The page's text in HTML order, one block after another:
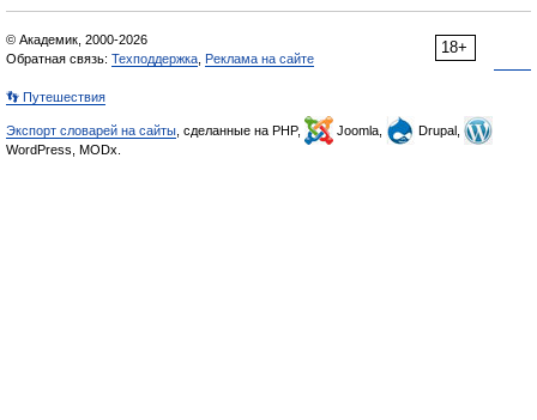
18+
© Академик, 2000-2026
Обратная связь: Техподдержка Реклама на сайте
👣 Путешествия
Экспорт словарей на сайты , сделанные на PHP, Joomla,
Drupal,
WordPress, MODx.